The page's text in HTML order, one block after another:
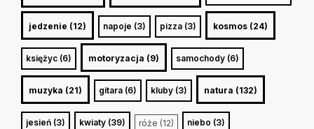
jedzenie (12) napoje (3) pizza (3) kosmos (24)
księżyc (6) motoryzacja (9) samochody (6)
muzyka (21) gitara (6) kluby (3) natura (132)
jesień (3) kwiaty (39) róże (12) niebo (3)